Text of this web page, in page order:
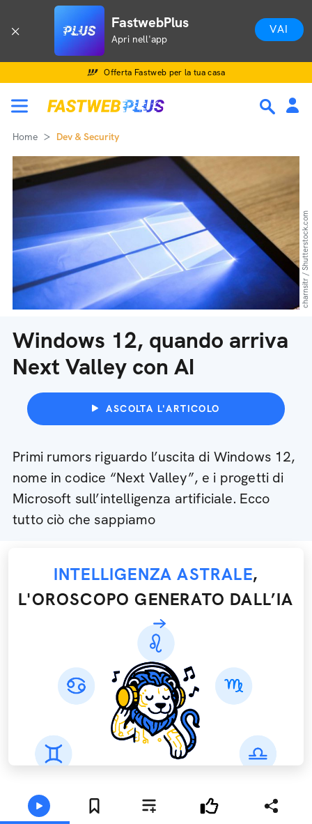
FastwebPlus
Apri nell'app
VAI
Offerta Fastweb per la tua casa
Home Dev & Security
Windows 12, quando arriva
Next Valley con AI
ASCOLTA L'ARTICOLO
Primi rumors riguardo l’uscita di Windows 12,
nome in codice “Next Valley”, e i progetti di
Microsoft sull’intelligenza artificiale. Ecco
tutto ciò che sappiamo
charnsitr / Shutterstock.com
INTELLIGENZA ASTRALE,
L'OROSCOPO GENERATO DALL’IA